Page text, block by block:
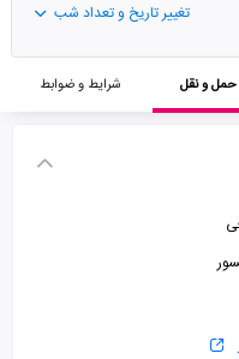
تغییر تاریخ و تعداد شب
حمل و نقل شرایط و ضوابط